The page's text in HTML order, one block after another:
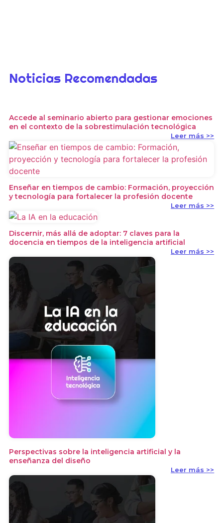
Noticias Recomendadas
Accede al seminario abierto para gestionar emociones
en el contexto de la sobrestimulación tecnológica
Leer más >>
Enseñar en tiempos de cambio: Formación, proyección
y tecnología para fortalecer la profesión docente
Leer más >>
Discernir, más allá de adoptar: 7 claves para la
docencia en tiempos de la inteligencia artificial
Leer más >>
Perspectivas sobre la inteligencia artificial y la
enseñanza del diseño
Leer más >>